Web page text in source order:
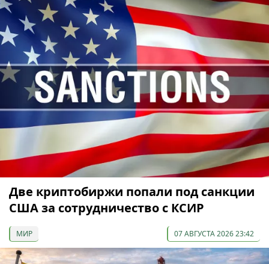
Две криптобиржи попали под санкции
США за сотрудничество с КСИР
МИР 07 АВГУСТА 2026 23:42